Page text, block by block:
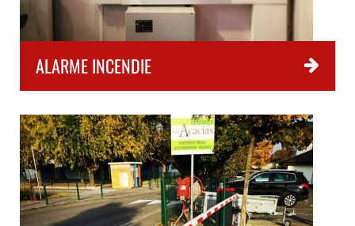
ALARME INCENDIE